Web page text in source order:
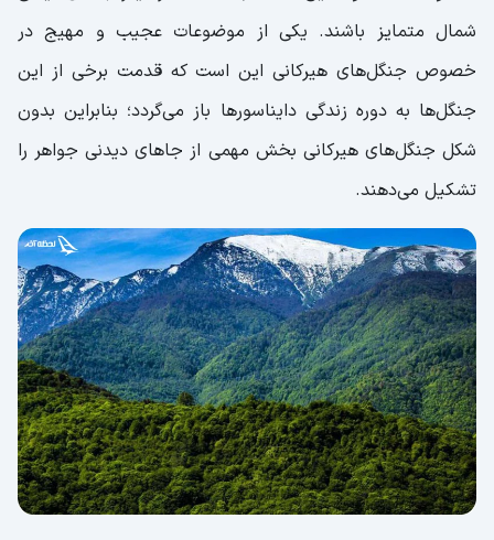
شمال متمایز باشند. یکی از موضوعات عجیب و مهیج در
خصوص جنگل‌های هیرکانی این است که قدمت برخی از این
جنگل‌ها به دوره زندگی دایناسورها باز می‌گردد؛ بنابراین بدون
شکل جنگل‌های هیرکانی بخش مهمی از جاهای دیدنی جواهر را
تشکیل می‌دهند.